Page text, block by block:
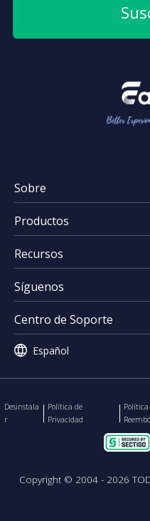
Sobre
Descubrir EaseUS
Premios & Reseñas
Acuerdo de Licencia
Productos
EaseUS VoiceWave
EaseUS Vocal Remover
EaseUS VideoKit
EaseUS Video Downloader
EaseUS RecExperts
Recursos
Guía de editar vídeos
Guía de convertir vídeos
Descarga de vídeo y audio
Síguenos
  
Centro de Soporte
Contactar Soporte
 Español
Desinstala
r
Política de
Privacidad
Política
Copyright © 2004 - 2026